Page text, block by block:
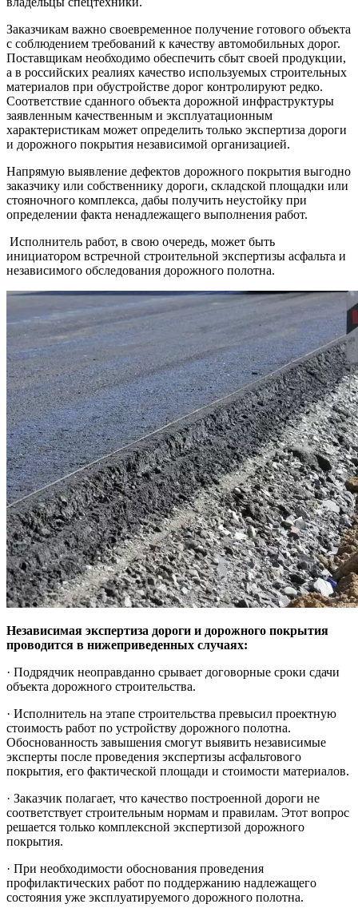
Заказчикам важно своевременное получение готового объекта
с соблюдением требований к качеству автомобильных дорог.
Поставщикам необходимо обеспечить сбыт своей продукции,
а в российских реалиях качество используемых строительных
материалов при обустройстве дорог контролируют редко.
Соответствие сданного объекта дорожной инфраструктуры
заявленным качественным и эксплуатационным
характеристикам может определить только экспертиза дороги
и дорожного покрытия независимой организацией.
Напрямую выявление дефектов дорожного покрытия выгодно
заказчику или собственнику дороги, складской площадки или
стояночного комплекса, дабы получить неустойку при
определении факта ненадлежащего выполнения работ.
Исполнитель работ, в свою очередь, может быть
инициатором встречной строительной экспертизы асфальта и
независимого обследования дорожного полотна.
Независимая экспертиза дороги и дорожного покрытия
проводится в нижеприведенных случаях:
· Подрядчик неоправданно срывает договорные сроки сдачи
объекта дорожного строительства.
· Исполнитель на этапе строительства превысил проектную
стоимость работ по устройству дорожного полотна.
Обоснованность завышения смогут выявить независимые
эксперты после проведения экспертизы асфальтового
покрытия, его фактической площади и стоимости материалов.
· Заказчик полагает, что качество построенной дороги не
соответствует строительным нормам и правилам. Этот вопрос
решается только комплексной экспертизой дорожного
покрытия.
· При необходимости обоснования проведения
профилактических работ по поддержанию надлежащего
состояния уже эксплуатируемого дорожного полотна.